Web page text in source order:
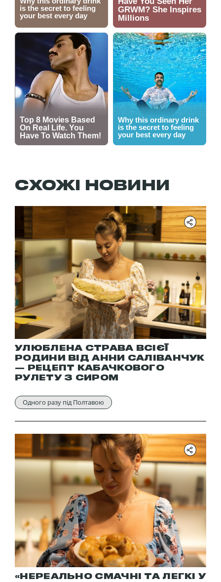
СХОЖІ НОВИНИ
УЛЮБЛЕНА СТРАВА ВСІЄЇ
РОДИНИ ВІД АННИ САЛІВАНЧУК
— РЕЦЕПТ КАБАЧКОВОГО
РУЛЕТУ З СИРОМ
Одного разу під Полтавою
«НЕРЕАЛЬНО СМАЧНІ ТА ЛЕГКІ У